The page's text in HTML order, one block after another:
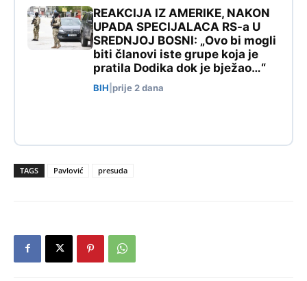
REAKCIJA IZ AMERIKE, NAKON
UPADA SPECIJALACA RS-a U
SREDNJOJ BOSNI: „Ovo bi mogli
biti članovi iste grupe koja je
pratila Dodika dok je bježao…“
BIH prije 2 dana
TAGS Pavlović presuda